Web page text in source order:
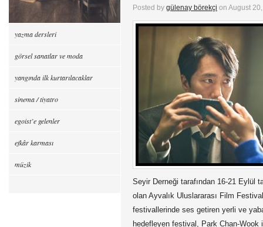
Posted by gülenay börekçi on August
Seyir Derneği tarafından 16-21 Eylül
olan Ayvalık Uluslararası Film
festivallerinde ses getiren yerli ve
hedefleyen festival, Park Chan-
yazma dersleri
görsel sanatlar ve moda
yangında ilk kurtarılacaklar
sinema / tiyatro
egoist’e gelenler
efkâr karması
müzik